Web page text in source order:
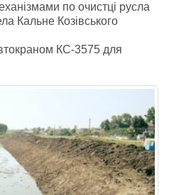
по очистці русла
Кальне Козівського
КС-3575 для